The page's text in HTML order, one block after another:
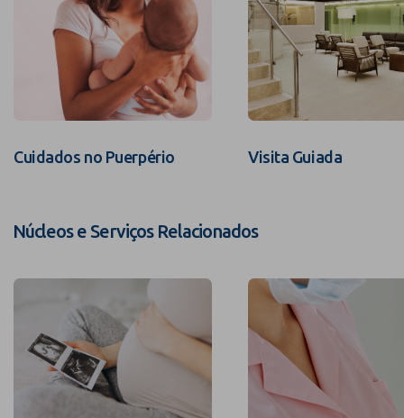
Cuidados no Puerpério Visita Guiada
Núcleos e Serviços Relacionados